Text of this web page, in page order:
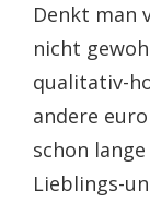
Denkt man
nicht
qualitativ-
andere
schon
Lieblings-